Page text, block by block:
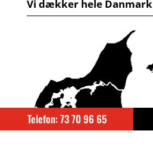
Vi dækker hele Danmark
Telefon: 73 70 96 65